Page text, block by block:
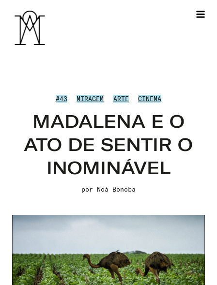
#43 MIRAGEM ARTE CINEMA
MADALENA E O
ATO DE SENTIR O
INOMINÁVEL
por Noá Bonoba